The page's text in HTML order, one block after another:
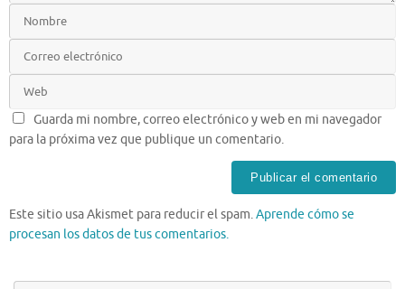
Guarda mi nombre, correo electrónico y web en mi navegador
para la próxima vez que publique un comentario.
Este sitio usa Akismet para reducir el spam.Aprende cómo se
procesan los datos de tus comentarios.